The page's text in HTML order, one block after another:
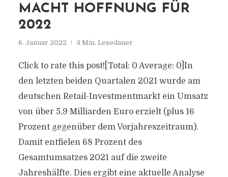
MACHT HOFFNUNG FÜR
2022
6. Januar 2022 3 Min. Lesedauer
Click to rate this post![Total: 0 Average: 0]In
den letzten beiden Quartalen 2021 wurde am
deutschen Retail-Investmentmarkt ein Umsatz
von über 5,9 Milliarden Euro erzielt (plus 16
Prozent gegenüber dem Vorjahreszeitraum).
Damit entfielen 68 Prozent des
Gesamtumsatzes 2021 auf die zweite
Jahreshälfte. Dies ergibt eine aktuelle Analyse